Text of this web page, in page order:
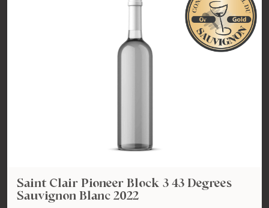
Saint Clair Pioneer Block 3 43 Degrees
Sauvignon Blanc 2022